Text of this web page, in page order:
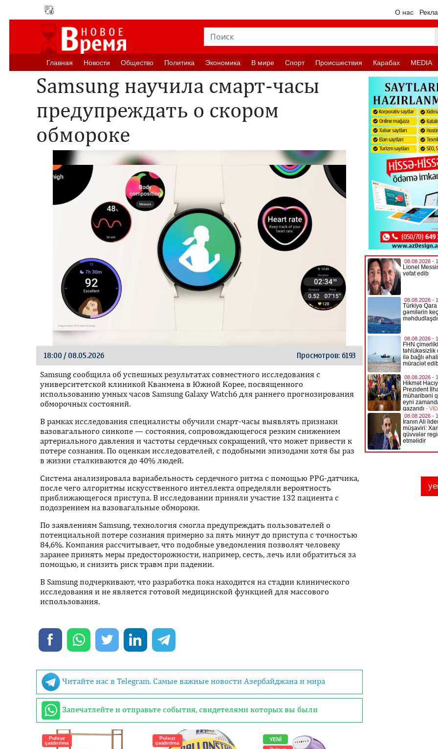
О нас
Главная Новости Oбщество Политика Экономика В мире Спорт Происшествия Карабах MEDIA
Samsung научила смарт-часы
предупреждать о скором
обмороке
18:00 / 08.05.2026 Просмотров: 6193
Samsung сообщила об успешных результатах совместного исследования с
университетской клиникой Кванмена в Южной Корее, посвященного
использованию умных часов Samsung Galaxy Watch6 для раннего прогнозирования
обморочных состояний.
В рамках исследования специалисты обучили смарт-часы выявлять признаки
вазовагального синкопе — состояния, сопровождающегося резким снижением
артериального давления и частоты сердечных сокращений, что может привести к
потере сознания. По оценкам исследователей, с подобными эпизодами хотя бы раз
в жизни сталкиваются до 40% людей.
Система анализировала вариабельность сердечного ритма с помощью PPG-датчика,
после чего алгоритмы искусственного интеллекта определяли вероятность
приближающегося приступа. В исследовании приняли участие 132 пациента с
подозрением на вазовагальные обмороки.
По заявлениям Samsung, технология смогла предупреждать пользователей о
потенциальной потере сознания примерно за пять минут до приступа с точностью
84,6%. Компания рассчитывает, что подобные уведомления позволят человеку
заранее принять меры предосторожности, например, сесть, лечь или обратиться за
помощью, и снизить риск травм при падении.
В Samsung подчеркивают, что разработка пока находится на стадии клинического
исследования и не является готовой медицинской функцией для массового
использования.
Читайте нас в Telegram. Самые важные новости Азербайджана и мира
Запечатлейте и отправьте события, свидетелями которых вы были